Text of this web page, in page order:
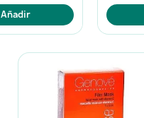
Añadir